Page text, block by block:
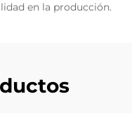
en la producción.